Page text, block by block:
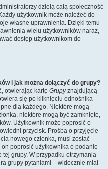
dzielą całą społeczność
użytkownik może należeć do
własne uprawnienia. Dzięki temu
wielu użytkowników naraz,
dostęp użytkownikom do
i jak można dołączyć do grupy?
otwierając kartę Grupyznajdującą
się po kliknięciu odnośnika
dla każdego. Niektóre mogą
niektóre mogą być zamknięte,
Użytkownik może poprosić o
przycisk. Prośba o przyjęcie
nowego członka, musi zostać
poprosić użytkownika o podanie
tej grupy. W przypadku otrzymania
grupy pytaniami – widocznie miał